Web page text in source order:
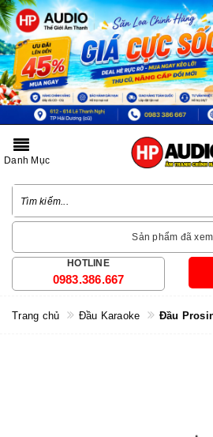
Danh Mục
Sản phẩm đã
HOTLINE
0983.386.667
Trang chủ Đầu Karaoke Đầu